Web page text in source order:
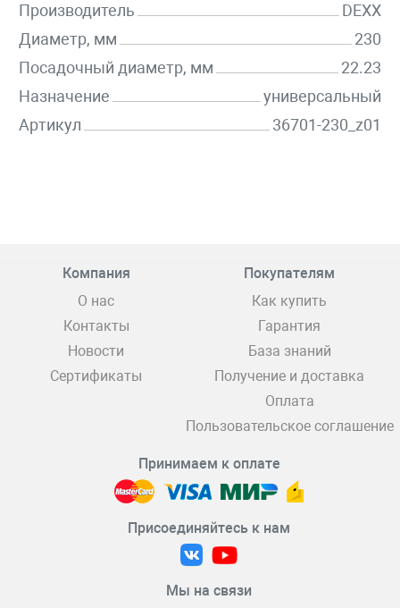
Производитель
DEXX
Диаметр, мм
230
Посадочный диаметр, мм
22.23
Назначение
универсальный
Артикул
36701-230_z01
Компания
О нас
Контакты
Новости
Сертификаты
Покупателям
Как купить
Гарантия
База знаний
Получение и доставка
Оплата
Пользовательское соглашение
Принимаем к оплате
Присоединяйтесь к нам
Мы на связи